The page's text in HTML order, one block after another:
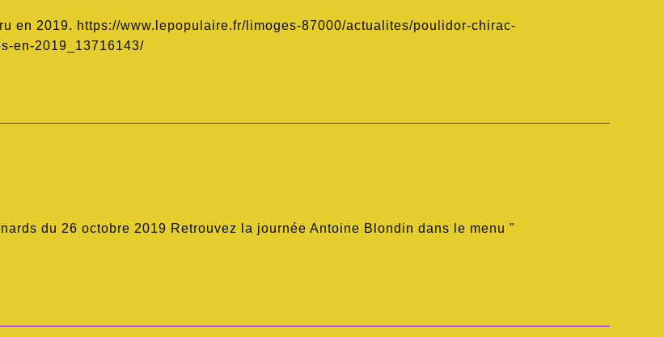
en 2019. https://www.lepopulaire.fr/limoges-87000/actualites/poulidor-chirac-
en-2019_13716143/
du 26 octobre 2019 Retrouvez la journée Antoine Blondin dans le menu "